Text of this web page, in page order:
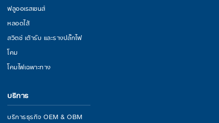
ฟลูออเรสเซนส์
หลอดไส้
สวิตช์ เต้ารับ และรางปลั๊กไฟ
โคม
โคมไฟเฉพาะทาง
บริการ
บริการธุรกิจ OEM & OBM